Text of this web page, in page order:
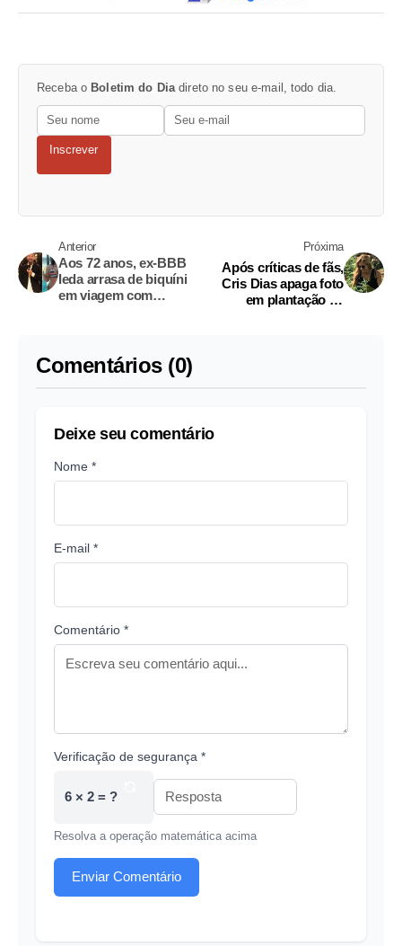
Receba o Boletim do Diadireto no seu e-mail, todo dia.
Inscrever
Anterior
Aos 72 anos, ex-BBB
Ieda arrasa de biquíni
em viagem com
Próxima
Após críticas de fãs,
Cris Dias apaga foto
em plantação de
Comentários (0)
Deixe seu comentário
Nome *
E-mail *
Comentário *
Verificação de segurança *
6 × 2 = ?
Resolva a operação matemática acima
Enviar Comentário